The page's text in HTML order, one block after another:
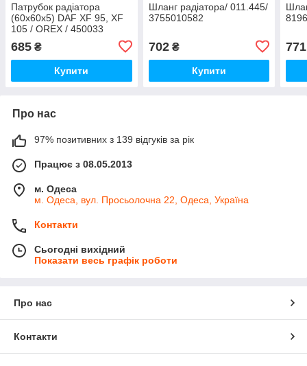
Патрубок радіатора
(60x60x5) DAF XF 95, XF
105 / OREX / 450033
685 ₴
Купити
Шланг радіатора/ 011.445/
3755010582
702₴
Купити
771
Про нас
97% позитивних з 139 відгуків за рік
Працює з 08.05.2013
м. Одеса
м. Одеса, вул. Просьолочна 22, Одеса, Україна
Контакти
Сьогодні вихідний
Показати весь графік роботи
Про нас
Контакти